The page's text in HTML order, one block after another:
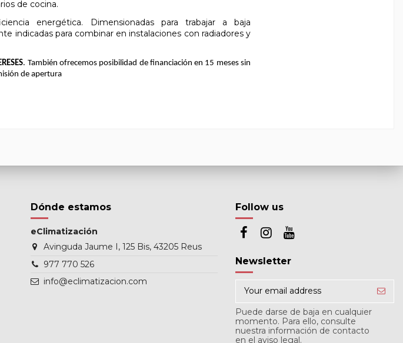
de cocina.
energética. Dimensionadas para trabajar a baja
indicadas para combinar en instalaciones con radiadores y
. También ofrecemos posibilidad de financiación en 15 meses sin
de apertura
Dónde estamos
eClimatización
Avinguda Jaume I, 125 Bis, 43205 Reus
977 770 526
info@eclimatizacion.com
Follow us
Newsletter
Puede darse de baja en cualquier
momento. Para ello, consulte
nuestra información de contacto
en el aviso legal.